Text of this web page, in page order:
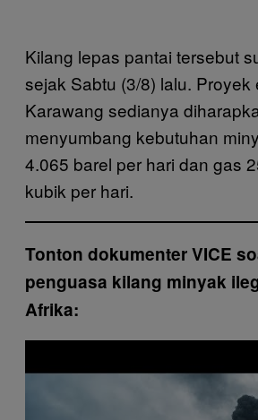
Kilang lepas pantai tersebut
sejak Sabtu (3/8) lalu. Proyek
Karawang sedianya
menyumbang kebutuhan
4.065 barel per hari dan gas
kubik per hari.
Tonton dokumenter VICE
penguasa kilang minyak
Afrika:
a